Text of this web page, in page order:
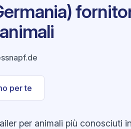
per te
per animali più conosciuti